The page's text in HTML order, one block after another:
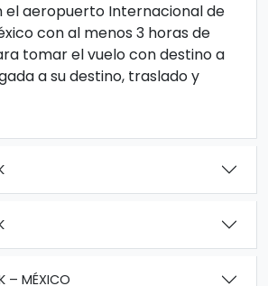
el aeropuerto Internacional de
con al menos 3 horas de
tomar el vuelo con destino a
a su destino, traslado y
– MÉXICO